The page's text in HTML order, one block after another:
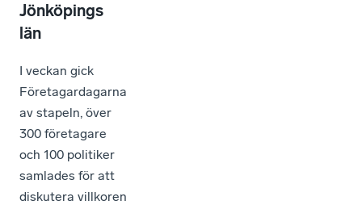
Jönköpings
län
I veckan gick
Företagardagarna
av stapeln, över
300 företagare
och 100 politiker
samlades för att
diskutera villkoren